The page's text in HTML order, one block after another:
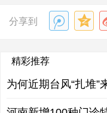
分享到
精彩推荐
为何近期台风“扎堆”